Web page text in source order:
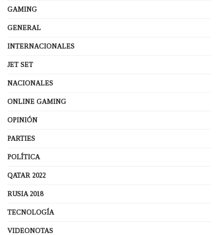
GAMING
GENERAL
INTERNACIONALES
JET SET
NACIONALES
ONLINE GAMING
OPINIÓN
PARTIES
POLÍTICA
QATAR 2022
RUSIA 2018
TECNOLOGÍA
VIDEONOTAS